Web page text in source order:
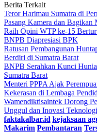
Berita Terkait
Teror Harimau Sumatra di
Pasang Kamera dan Bagikan
Raih Opini WTP ke-15
BNPB Diapresiasi BPK
Ratusan Pembangunan
Berdiri di Sumatra Barat
BNPB Serahkan Kunci
Sumatra Barat
Menteri PPPA Ajak
Kekerasan di Lembaga
Wamendiktisaintek Dorong
Unggul dan Inovasi
faktakalbar.id kejaksaan
Makarim Pembantaran